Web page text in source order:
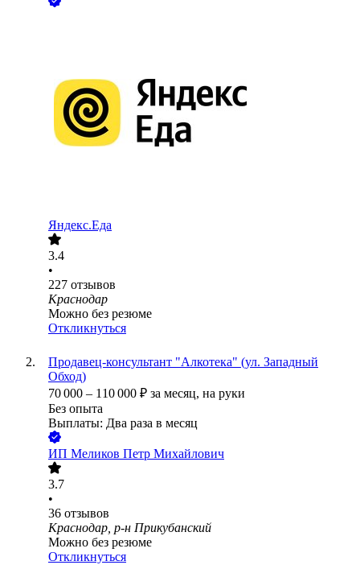
Яндекс.Еда
3.4
•
227 отзывов
Краснодар
Можно без резюме
Откликнуться
Продавец-консультант "Алкотека" (ул. Западный
Обход)
70 000 – 110 000 ₽ за месяц, на руки
Без опыта
Выплаты: Два раза в месяц
ИП Меликов Петр Михайлович
3.7
•
36 отзывов
Краснодар, р-н Прикубанский
Можно без резюме
Откликнуться